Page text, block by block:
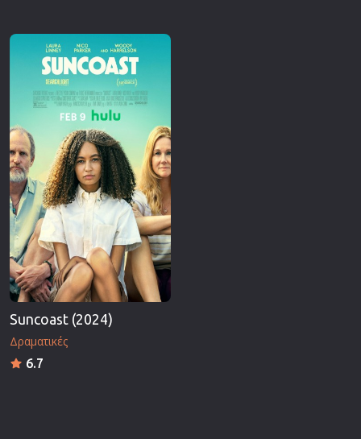
Επιστημονικής Φαντασίας
Θρησκευτικές
Θρίλερ
Ιστορικές
Καταστροφής
Κλασσικές
Suncoast (2024)
Δραματικές
6.7